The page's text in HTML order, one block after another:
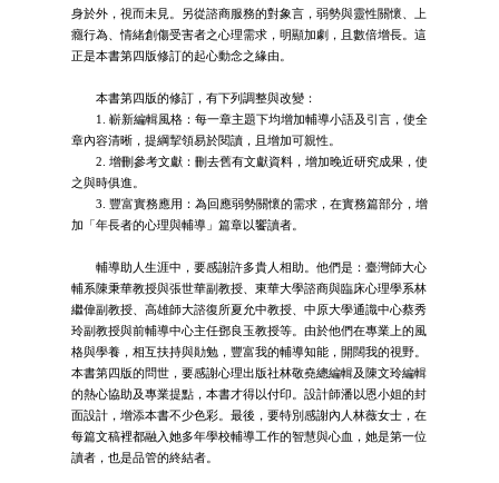
身於外，視而未見。另從諮商服務的對象言，弱勢與靈性關懷、上
癮行為、情緒創傷受害者之心理需求，明顯加劇，且數倍增長。這
正是本書第四版修訂的起心動念之緣由。
本書第四版的修訂，有下列調整與改變：
1. 嶄新編輯風格：每一章主題下均增加輔導小語及引言，使全
章內容清晰，提綱挈領易於閱讀，且增加可親性。
2. 增刪參考文獻：刪去舊有文獻資料，增加晚近研究成果，使
之與時俱進。
3. 豐富實務應用：為回應弱勢關懷的需求，在實務篇部分，增
加「年長者的心理與輔導」篇章以饗讀者。
輔導助人生涯中，要感謝許多貴人相助。他們是：臺灣師大心
輔系陳秉華教授與張世華副教授、東華大學諮商與臨床心理學系林
繼偉副教授、高雄師大諮復所夏允中教授、中原大學通識中心蔡秀
玲副教授與前輔導中心主任鄧良玉教授等。由於他們在專業上的風
格與學養，相互扶持與勛勉，豐富我的輔導知能，開闊我的視野。
本書第四版的問世，要感謝心理出版社林敬堯總編輯及陳文玲編輯
的熱心協助及專業提點，本書才得以付印。設計師潘以恩小姐的封
面設計，增添本書不少色彩。最後，要特別感謝內人林薇女士，在
每篇文稿裡都融入她多年學校輔導工作的智慧與心血，她是第一位
讀者，也是品管的終結者。